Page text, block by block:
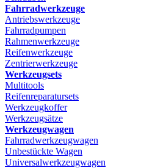
Fahrradwerkzeuge
Antriebswerkzeuge
Fahrradpumpen
Rahmenwerkzeuge
Reifenwerkzeuge
Zentrierwerkzeuge
Werkzeugsets
Multitools
Reifenreparatursets
Werkzeugkoffer
Werkzeugsätze
Werkzeugwagen
Fahrradwerkzeugwagen
Unbestückte Wagen
Universalwerkzeugwagen